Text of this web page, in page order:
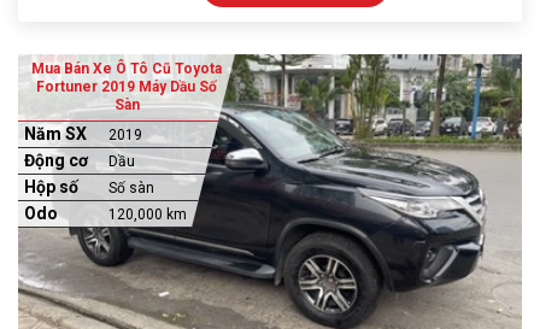
Mua Bán Xe Ô Tô Cũ Toyota
Fortuner 2019 Máy Dầu Số
Sàn
Năm SX 2019
Động cơ Dầu
Hộp số Số sàn
Odo 120,000 km